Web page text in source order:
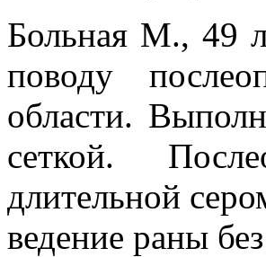
Больная М., 49
поводу
области.
сеткой.
длительной
ведение раны